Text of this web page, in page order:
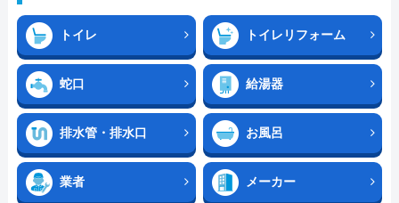
トイレ トイレリフォーム
蛇口 給湯器
排水管・排水口 お風呂
業者 メーカー